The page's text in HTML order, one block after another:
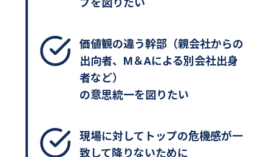
プを図りたい
価値観の違う幹部（親会社からの
出向者、M＆Aによる別会社出身
者など）
の意思統一を図りたい
現場に対してトップの危機感が一
致して降りないために